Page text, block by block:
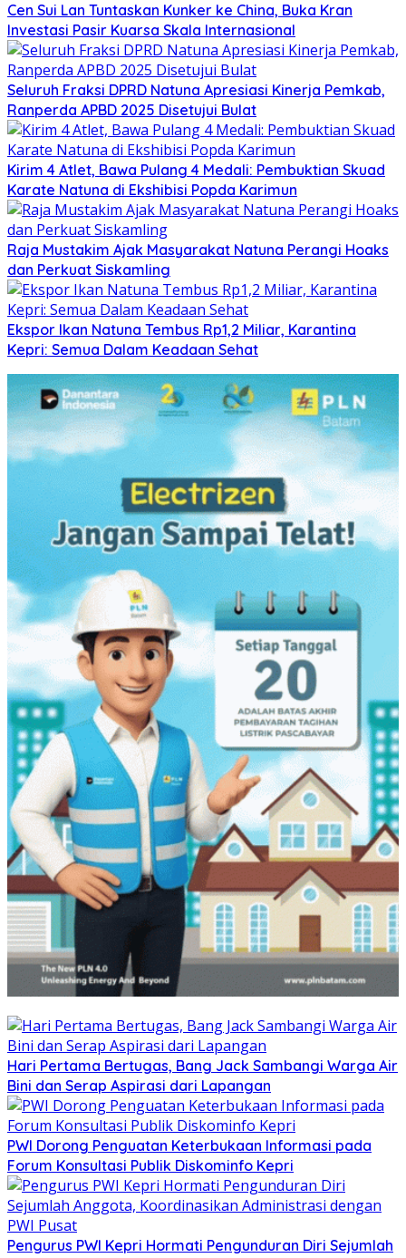
Cen Sui Lan Tuntaskan Kunker ke China, Buka Kran
Investasi Pasir Kuarsa Skala Internasional
Seluruh Fraksi DPRD Natuna Apresiasi Kinerja Pemkab,
Ranperda APBD 2025 Disetujui Bulat
Kirim 4 Atlet, Bawa Pulang 4 Medali: Pembuktian Skuad
Karate Natuna di Ekshibisi Popda Karimun
Raja Mustakim Ajak Masyarakat Natuna Perangi Hoaks
dan Perkuat Siskamling
Ekspor Ikan Natuna Tembus Rp1,2 Miliar, Karantina
Kepri: Semua Dalam Keadaan Sehat
Hari Pertama Bertugas, Bang Jack Sambangi Warga Air
Bini dan Serap Aspirasi dari Lapangan
PWI Dorong Penguatan Keterbukaan Informasi pada
Forum Konsultasi Publik Diskominfo Kepri
Pengurus PWI Kepri Hormati Pengunduran Diri Sejumlah